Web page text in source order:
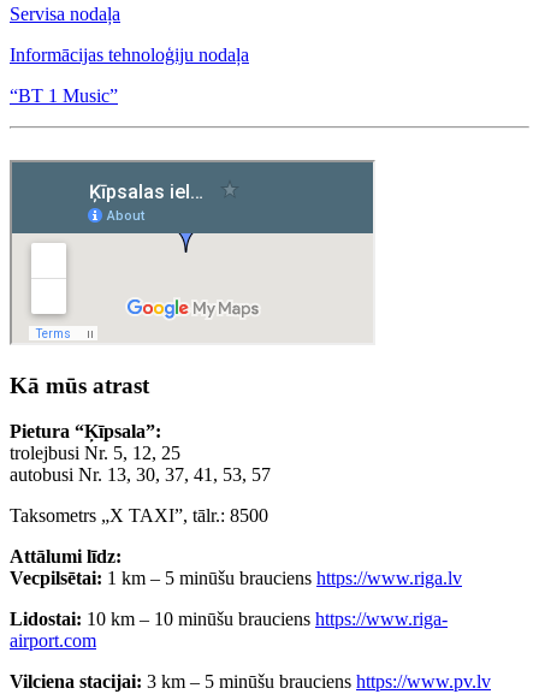
Servisa nodaļa
Informācijas tehnoloģiju nodaļa
“BT 1 Music”
Kā mūs atrast
Pietura “Ķīpsala”:
trolejbusi Nr. 5, 12, 25
autobusi Nr. 13, 30, 37, 41, 53, 57
Taksometrs „X TAXI”, tālr.: 8500
Attālumi līdz:
Vecpilsētai: 1 km – 5 minūšu brauciens https://www.riga.lv
Lidostai: 10 km – 10 minūšu brauciens https://www.riga-
airport.com
Vilciena stacijai: 3 km – 5 minūšu brauciens https://www.pv.lv